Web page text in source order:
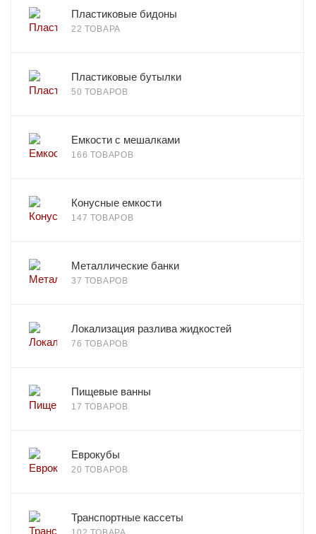
Пластиковые бидоны
22 ТОВАРА
Пластиковые бутылки
50 ТОВАРОВ
Емкости с мешалками
166 ТОВАРОВ
Конусные емкости
147 ТОВАРОВ
Металлические банки
37 ТОВАРОВ
Локализация разлива жидкостей
76 ТОВАРОВ
Пищевые ванны
17 ТОВАРОВ
Еврокубы
20 ТОВАРОВ
Транспортные кассеты